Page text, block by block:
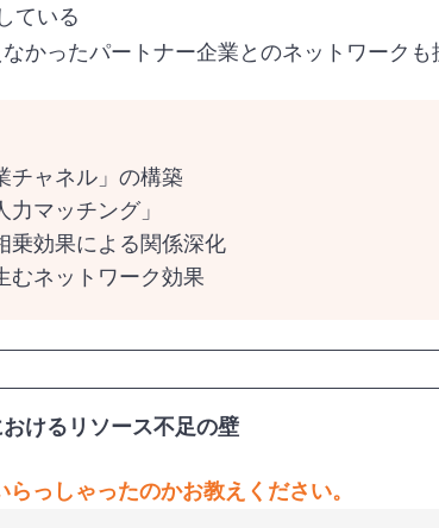
ている
かったパートナー企業とのネットワークも
チャネル」の構築
マッチング」
乗効果による関係深化
むネットワーク効果
けるリソース不足の壁
っしゃったのかお教えください。